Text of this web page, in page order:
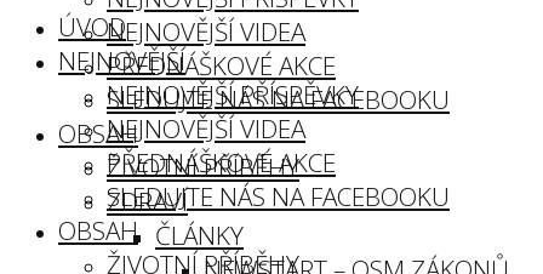
NEJNOVĚJŠÍ VIDEA
PŘEDNÁŠKOVÉ AKCE
SLEDUJTE NÁS NA FACEBOOKU
OBSAH
ŽIVOTNÍ PŘÍBĚHY
ZDRAVÍ
ČLÁNKY
ÚVOD
NEJNOVĚJŠÍ
NEJNOVĚJŠÍ PŘÍSPĚVKY
NEJNOVĚJŠÍ VIDEA
PŘEDNÁŠKOVÉ AKCE
SLEDUJTE NÁS NA FACEBOOKU
OBSAH
ŽIVOTNÍ PŘÍBĚHY